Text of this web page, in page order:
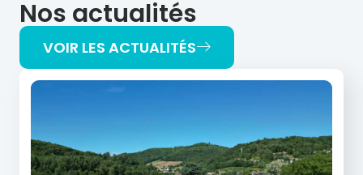
Nos actualités
VOIR LES ACTUALITÉS